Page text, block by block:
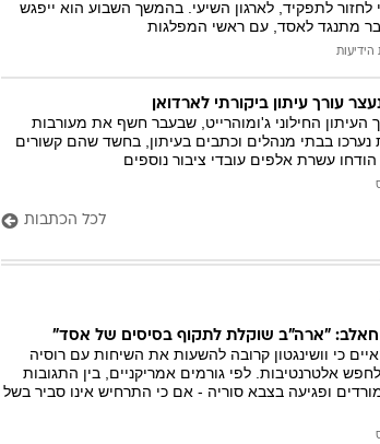
לחזור לתפקיד, לארגון השיעי. בהמשך השבוע הוא ייפגש
מתנגד לאסד, עם ראשי המפלגות
הידיעות
עורך עיתון ביקורתי לארדואן
החילוני ג'ומוהרייט, שבעבר חשף את מעורבות
נערכו בבתי מנהלים וכתבים בעיתון, בחשד שהם קשורים
עשרת אלפים עובדי ציבור נוספים
לכל הכתבות
"ארה"ב שוקלת לתקוף בסיסים של אסד"
כי וושינגטון קרובה להשעות את השיחות עם רוסיה
אלטרנטיבות. לפי גורמים אמריקניים, בין התגובות
ופגיעה בצבא סוריה - אם כי התרחיש אינו סביר בשל